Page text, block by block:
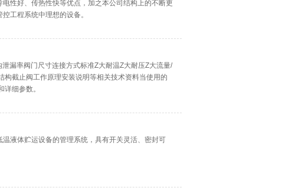
性好、传热性快等优点，加之本公司结构上的不断更
工程系统中理想的设备。
漏率阀门尺寸连接方式标准Z大耐温Z大耐压Z大流量/
截止阀工作原理安装说明等相关技术资料当使用的
细参数。
液体贮运设备的管理系统，具有开关灵活、密封可